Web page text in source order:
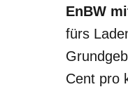
EnBW
fürs
Cent pro